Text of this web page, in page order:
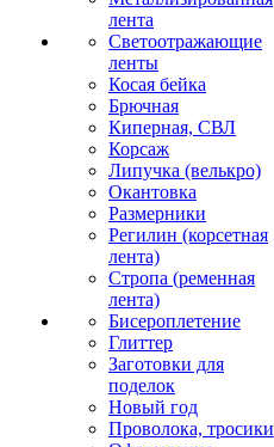
лента
Светоотражающие
ленты
Косая бейка
Брючная
Киперная, СВЛ
Корсаж
Липучка (велькро)
Окантовка
Размерники
Регилин (корсетная
лента)
Стропа (ременная
лента)
Бисероплетение
Глиттер
Заготовки для
поделок
Новый год
Проволока, тросики